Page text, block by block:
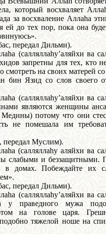
который восхваляет
за восхваление Аллаhа
ей до тех пор, пока она
передал Дильми).
(салляллаhу’аляйхи ва
запретны для тех, кто
смотреть на своих матерей
бин Язид со слов своего
(салляллаhу’аляйхи ва
являются женщины
потому что они
не помешала им
передал Муслим).
(cалляллаhу аляйхи ва
слабыми и беззащитными.
в домах. Побеждайте их
передал Дильми).
(салляллаhу’аляйхи ва
у праведного мужа
на голове царя.
тяжелой ноше на